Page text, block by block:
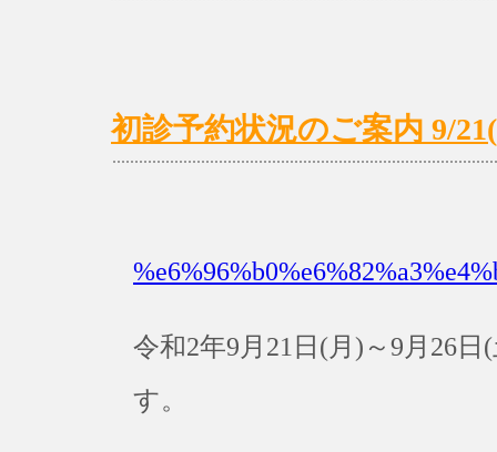
初診予約状況のご案内 9/
令和2年9月21日(月)～9月26
す。